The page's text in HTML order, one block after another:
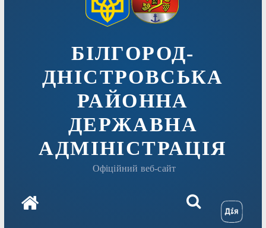
БІЛГОРОД-
ДНІСТРОВСЬКА
РАЙОННА
ДЕРЖАВНА
АДМІНІСТРАЦІЯ
Офіційний веб-сайт